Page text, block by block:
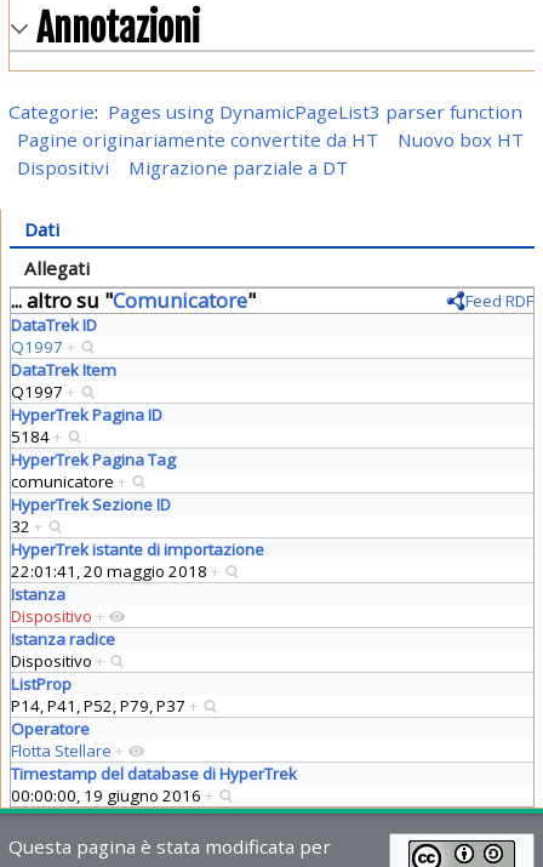
Annotazioni
Categorie: Pages using DynamicPageList3 parser function
Pagine originariamente convertite da HT
Nuovo box HT
Dispositivi
Migrazione parziale a DT
Dati
Allegati
... altro su "Comunicatore"
Feed RDF
DataTrek ID
Q1997 +
DataTrek Item
Q1997 +
HyperTrek Pagina ID
5184+
HyperTrek Pagina Tag
comunicatore +
HyperTrek Sezione ID
32 +
HyperTrek istante di importazione
22:01:41, 20 maggio 2018 +
Istanza
Dispositivo +
Istanza radice
Dispositivo +
ListProp
P14, P41, P52, P79, P37 +
Operatore
Flotta Stellare +
Timestamp del database di HyperTrek
00:00:00, 19 giugno 2016 +
Questa pagina è stata modificata per